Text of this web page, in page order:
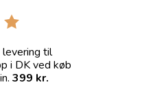
levering til
i DK ved køb
399 kr.